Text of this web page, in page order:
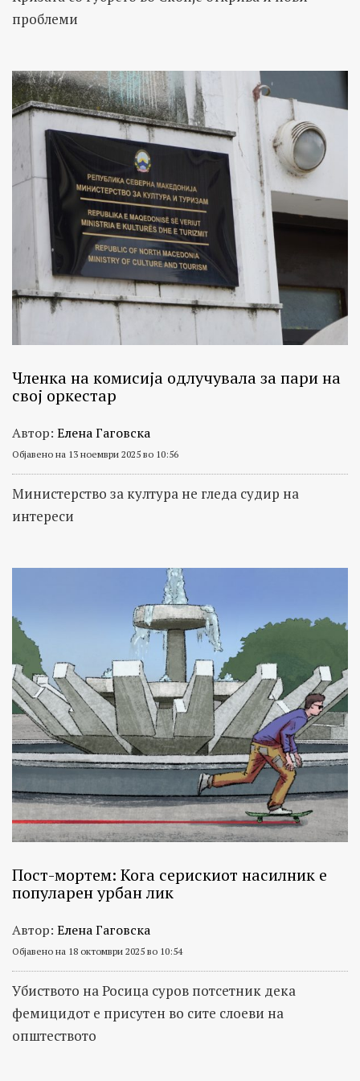
факти.
проблеми
Членка на комисија одлучувала за пари на
свој оркестар
Автор: Елена Гаговска
Објавено на 13 ноември 2025 во 10:56
Министерство за култура не гледа судир на
интереси
Пост-мортем: Кога серискиот насилник е
популарен урбан лик
Автор: Елена Гаговска
Објавено на 18 октомври 2025 во 10:54
Убиството на Росица суров потсетник дека
фемицидот е присутен во сите слоеви на
општеството